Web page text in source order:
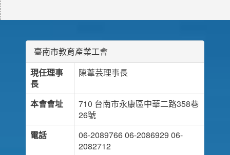
臺南市教育產業工會
現任理事
長
陳葦芸理事長
本會會址
710 台南市永康區中華二路358巷
26號
電話
06-2089766 06-2086929 06-
2082712